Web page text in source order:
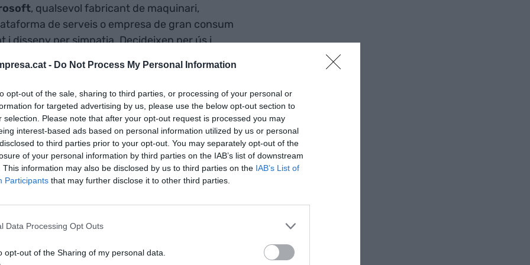
- Do Not Process My Personal Information
opt-out of the sale, sharing to third parties, or processing of your personal or
for targeted advertising by us, please use the below opt-out section to
selection. Please note that after your opt-out request is processed you may
interest-based ads based on personal information utilized by us or personal
to third parties prior to your opt-out. You may separately opt-out of the
of your personal information by third parties on the IAB’s list of downstream
This information may also be disclosed by us to third parties on the IAB’s List of
Participants that may further disclose it to other third parties.
Data Processing Opt Outs
opt-out of the Sharing of my personal data.
, qualsevol fabricant de maquinari,
de serveis o empresa de gran consum
i disseny per simpatia. Decideixen per ús i
de les seves audiències, els senyals
o no, els envia el mercat.
o no en
diu tant
dels seus
dels que la tecnologia veu. Som més
i força pervers. Com que hi ha menys
que correspondria al volum real de la